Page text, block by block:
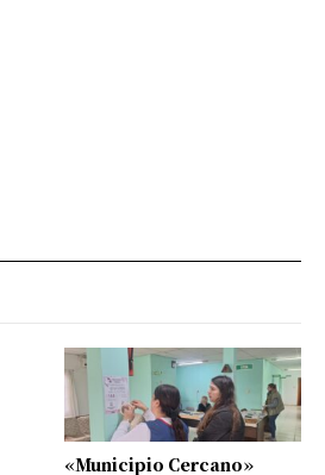
«Municipio Cercano»